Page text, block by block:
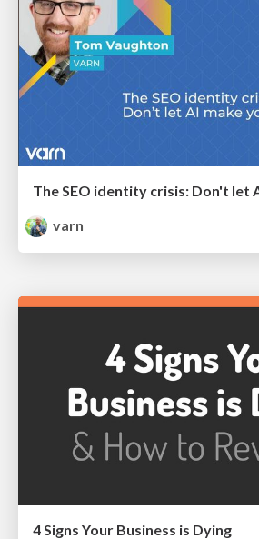
varn
4 Signs Your Business is Dying